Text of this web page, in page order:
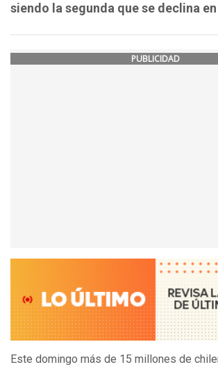
siendo la segunda que se declina
PUBLICIDAD
Este domingo más de 15 millones de